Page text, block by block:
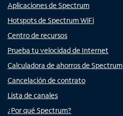
Aplicaciones de Spectrum
Hotspots de Spectrum WiFi
Centro de recursos
Prueba tu velocidad de Internet
Calculadora de ahorros de Spectrum
Cancelación de contrato
Lista de canales
¿Por qué Spectrum?